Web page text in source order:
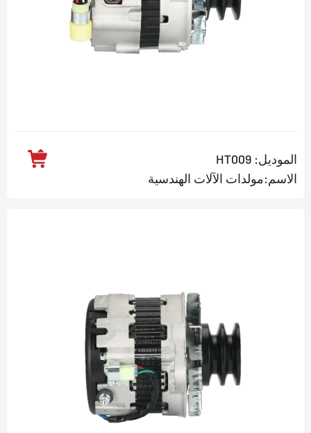
الموديل: HT009
الاسم:مولدات الآلات الهندسية